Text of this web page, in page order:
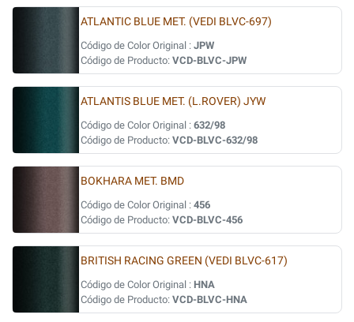
ATLANTIC BLUE MET. (VEDI BLVC-697)
Código de Color Original : JPW
Código de Producto: VCD-BLVC-JPW
ATLANTIS BLUE MET. (L.ROVER) JYW
Código de Color Original : 632/98
Código de Producto: VCD-BLVC-632/98
BOKHARA MET. BMD
Código de Color Original : 456
Código de Producto: VCD-BLVC-456
BRITISH RACING GREEN (VEDI BLVC-617)
Código de Color Original : HNA
Código de Producto: VCD-BLVC-HNA